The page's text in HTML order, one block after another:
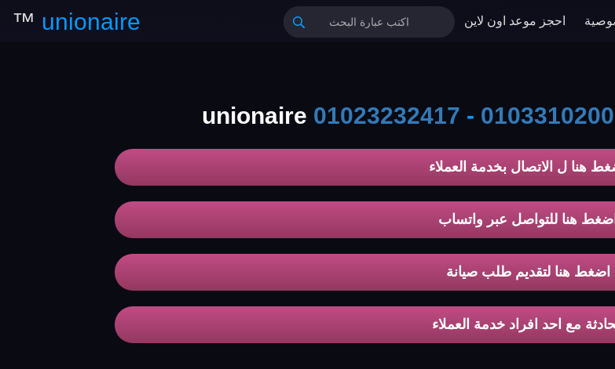
unionaire
™ احجز موعد اون لاين
01023232417 -
هنا ل الاتصال بخدمة العملاء
اضغط هنا للتواصل عبر واتساب
اضغط هنا لتقديم طلب صيانة
مع احد افراد خدمة العملاء